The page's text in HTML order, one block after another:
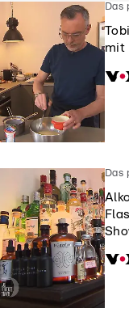
Das
mit
Das